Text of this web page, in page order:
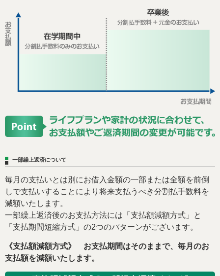
一部繰上返済について
毎月の支払いとは別にお借入金額の一部または全額を前倒
しで支払いすることにより将来支払うべき分割払手数料を
減額いたします。
一部繰上返済後のお支払方法には「支払額減額方式」と
「支払期間短縮方式」の2つのパターンがございます。
《支払額減額方式》 お支払期間はそのままで、毎月のお
支払額を減額いたします。